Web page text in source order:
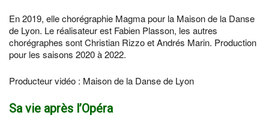
En 2019, elle chorégraphie Magma pour la Maison de la Danse
de Lyon. Le réalisateur est Fabien Plasson, les autres
chorégraphes sont Christian Rizzo et Andrés Marin. Production
pour les saisons 2020 à 2022.
Producteur vidéo : Maison de la Danse de Lyon
Sa vie après l’Opéra